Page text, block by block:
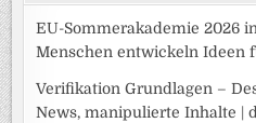
EU-Sommerakademie 2026
Menschen entwickeln Ideen
Verifikation Grundlagen –
News, manipulierte Inhalte |